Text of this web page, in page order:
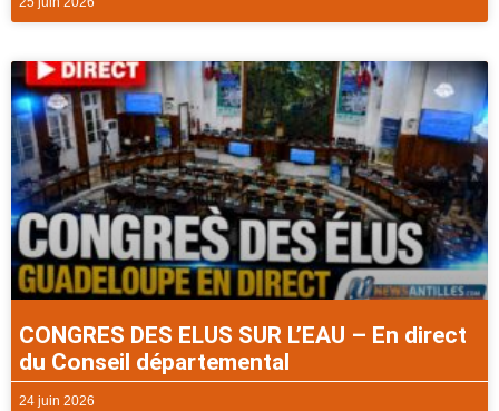
CONGRES DES ELUS SUR L’EAU – En direct
du Conseil départemental
24 juin 2026